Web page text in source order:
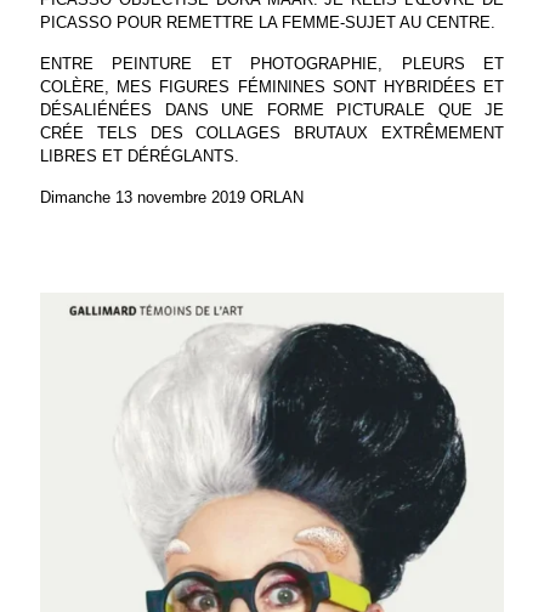
PICASSO POUR REMETTRE LA FEMME-SUJET AU CENTRE.
ENTRE PEINTURE ET PHOTOGRAPHIE, PLEURS ET
COLÈRE, MES FIGURES FÉMININES SONT HYBRIDÉES ET
DÉSALIÉNÉES DANS UNE FORME PICTURALE QUE JE
CRÉE TELS DES COLLAGES BRUTAUX EXTRÊMEMENT
LIBRES ET DÉRÉGLANTS.
Dimanche 13 novembre 2019 ORLAN